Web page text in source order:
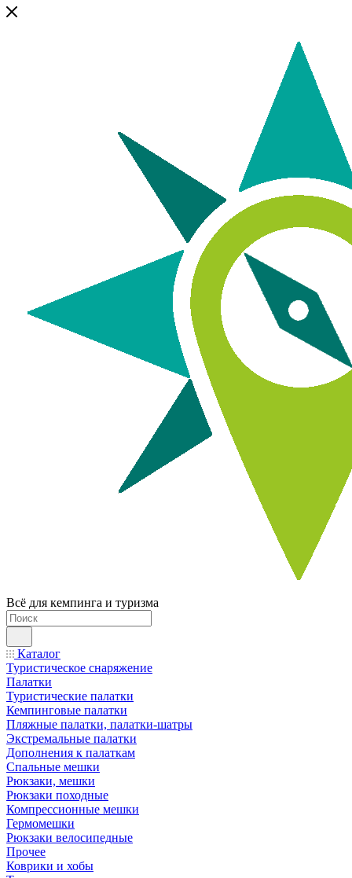
Всё для кемпинга и туризма
Каталог
Туристическое снаряжение
Палатки
Туристические палатки
Кемпинговые палатки
Пляжные палатки, палатки-шатры
Экстремальные палатки
Дополнения к палаткам
Спальные мешки
Рюкзаки, мешки
Рюкзаки походные
Компрессионные мешки
Гермомешки
Рюкзаки велосипедные
Прочее
Коврики и хобы